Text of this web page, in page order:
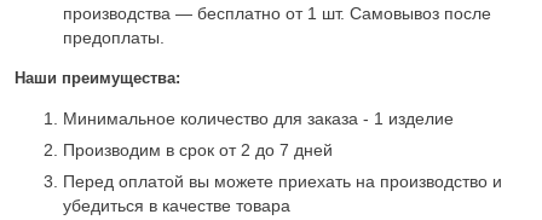
производства — бесплатно от 1 шт. Самовывоз после
предоплаты.
Наши преимущества:
Минимальное количество для заказа - 1 изделие
Производим в срок от 2 до 7 дней
Перед оплатой вы можете приехать на производство и
убедиться в качестве товара